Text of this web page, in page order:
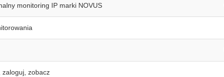
monitoring IP marki NOVUS
zaloguj, zobacz